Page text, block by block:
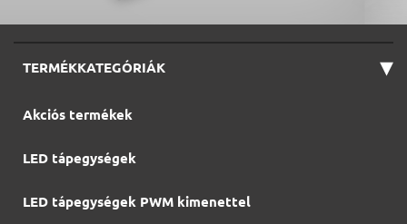
TERMÉKKATEGÓRIÁK ▾
Akciós termékek
LED tápegységek
LED tápegységek PWM kimenettel